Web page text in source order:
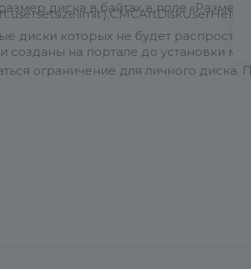
диска в байтах в поле «Размер
диски которых не будет
на портале до установки
ограничение для личного диска.